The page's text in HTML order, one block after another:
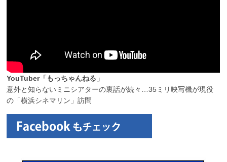
YouTuber「もっちゃんねる」
意外と知らないミニシアターの裏話が続々…35ミリ映写機が現役
の「横浜シネマリン」訪問